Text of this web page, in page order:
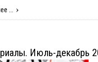
...
Июль-декабрь